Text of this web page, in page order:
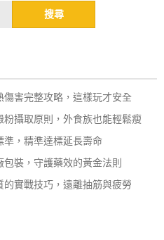
害完整攻略，這樣玩才安全
攝取原則，外食族也能輕鬆瘦
準，精準達標延長壽命
裝，守護藥效的黃金法則
實戰技巧，遠離抽筋與疲勞